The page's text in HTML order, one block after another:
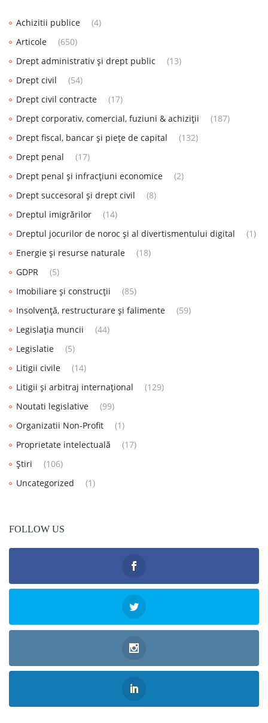
Achizitii publice
(4)
Articole
(650)
Drept administrativ și drept public
(13)
Drept civil
(54)
Drept civil contracte
(17)
Drept corporativ, comercial, fuziuni & achiziții
(187)
Drept fiscal, bancar și piețe de capital
(132)
Drept penal
(17)
Drept penal și infracțiuni economice
(2)
Drept succesoral și drept civil
(8)
Dreptul imigrărilor
(14)
Dreptul jocurilor de noroc și al divertismentului digital
(1)
Energie și resurse naturale
(18)
GDPR
(5)
Imobiliare și construcții
(85)
Insolvență, restructurare și falimente
(59)
Legislația muncii
(44)
Legislatie
(5)
Litigii civile
(14)
Litigii și arbitraj internațional
(129)
Noutati legislative
(99)
Organizatii Non-Profit
(1)
Proprietate intelectuală
(17)
Știri
(106)
Uncategorized
(1)
FOLLOW US